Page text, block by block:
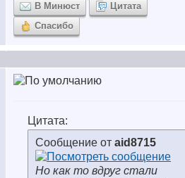
В Минюст
Цитата
Спасибо
Цитата:
Сообщение от aid8715
Но как то вдруг стали